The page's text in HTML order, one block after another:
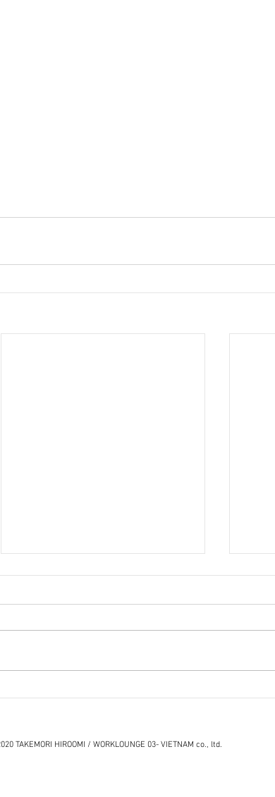
『笑う住宅』石山修武 洋服
TAKEMORI HIROOMI / WORKLOUNGE 03- VIETNAM co., ltd.